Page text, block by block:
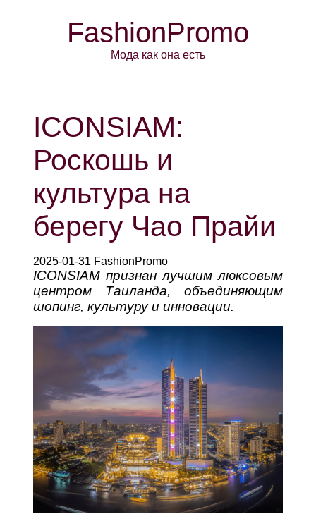
FashionPromo
Мода как она есть
ICONSIAM:
Роскошь и
культура на
берегу Чао Прайи
2025-01-31 FashionPromo
ICONSIAM признан лучшим люксовым
центром Таиланда, объединяющим
шопинг, культуру и инновации.